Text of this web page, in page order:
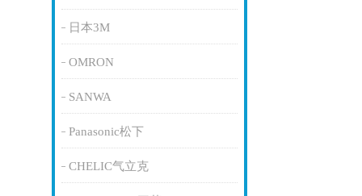
日本3M
OMRON
SANWA
Panasonic松下
CHELIC气立克